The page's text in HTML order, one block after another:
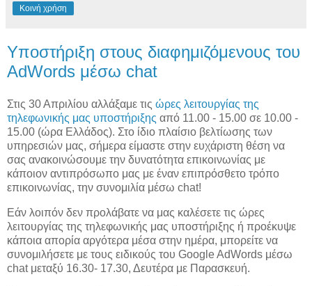
Κοινή χρήση
Υποστήριξη στους διαφημιζόμενους του
AdWords μέσω chat
Στις 30 Απριλίου αλλάξαμε τις ώρες λειτουργίας της
τηλεφωνικής μας υποστήριξης από 11.00 - 15.00 σε 10.00 -
15.00 (ώρα Ελλάδος). Στο ίδιο πλαίσιο βελτίωσης των
υπηρεσιών μας, σήμερα είμαστε στην ευχάριστη θέση να
σας ανακοινώσουμε την δυνατότητα επικοινωνίας με
κάποιον αντιπρόσωπο μας με έναν επιπρόσθετο τρόπο
επικοινωνίας, την συνομιλία μέσω chat!
Εάν λοιπόν δεν προλάβατε να μας καλέσετε τις ώρες
λειτουργίας της τηλεφωνικής μας υποστήριξης ή προέκυψε
κάποια απορία αργότερα μέσα στην ημέρα, μπορείτε να
συνομιλήσετε με τους ειδικούς του Google AdWords μέσω
chat μεταξύ 16.30- 17.30, Δευτέρα με Παρασκευή.